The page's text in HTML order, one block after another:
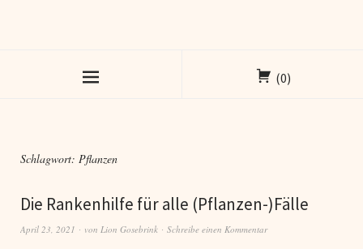
(0)
Schlagwort: Pflanzen
Die Rankenhilfe für alle (Pflanzen-)Fälle
April 23, 2021 von Lion Gosebrink Schreibe einen Kommentar